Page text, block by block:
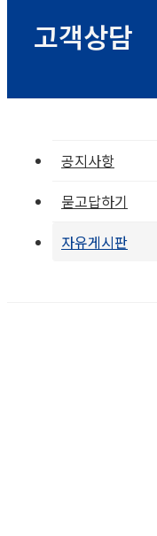
고객상담
공지사항
묻고답하기
자유게시판